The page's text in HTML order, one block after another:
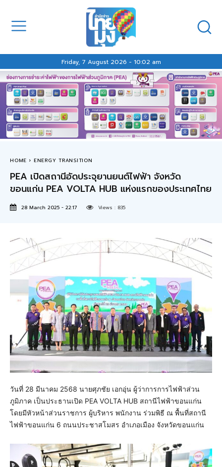
Friday, 7 August 2026 - 10:02 am
HOME ENERGY TRANSITION
PEA เปิดสถานีอัดประจุยานยนต์ไฟฟ้า จังหวัด
ขอนแก่น PEA VOLTA HUB แห่งแรกของประเทศไทย
28 March 2025 - 22:17 Views : 835
วันที่ 28 มีนาคม 2568 นายศุภชัย เอกอุ่น ผู้ว่าการการไฟฟ้าส่วน
ภูมิภาค เป็นประธานเปิด PEA VOLTA HUB สถานีไฟฟ้าขอนแก่น
โดยมีหัวหน้าส่วนราชการ ผู้บริหาร พนักงาน ร่วมพิธี ณ พื้นที่สถานี
ไฟฟ้าขอนแก่น 6 ถนนประชาสโมสร อำเภอเมือง จังหวัดขอนแก่น